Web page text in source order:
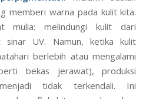
Melanin adalah
memberi warna pada kulit kita.
mulia: melindungi kulit dari
sinar UV. Namun, ketika kulit
berlebih atau mengalami